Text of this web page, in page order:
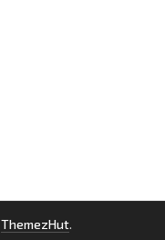
ThemezHut.